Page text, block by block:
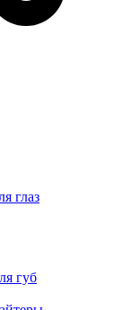
глаз
губ